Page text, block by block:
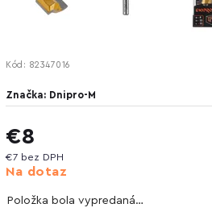
Kód: 82347016
Značka: Dnipro-M
€8
€7 bez DPH
Na dotaz
Položka bola vypredaná…